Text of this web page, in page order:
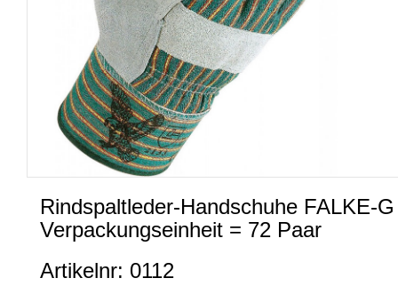
Rindspaltleder-Handschuhe FALKE-
Verpackungseinheit = 72 Paar
Artikelnr: 0112